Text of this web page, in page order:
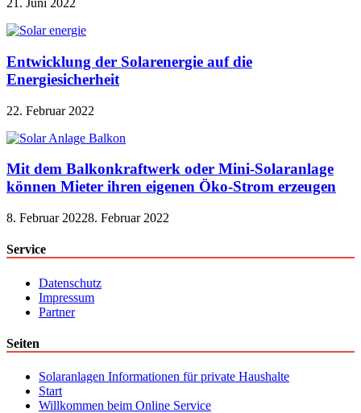
21. Juni 2022
Entwicklung der Solarenergie auf die
Energiesicherheit
22. Februar 2022
Mit dem Balkonkraftwerk oder Mini-Solaranlage
können Mieter ihren eigenen Öko-Strom erzeugen
8. Februar 20228. Februar 2022
Service
Datenschutz
Impressum
Partner
Seiten
Solaranlagen Informationen für private Haushalte
Start
Willkommen beim Online Service